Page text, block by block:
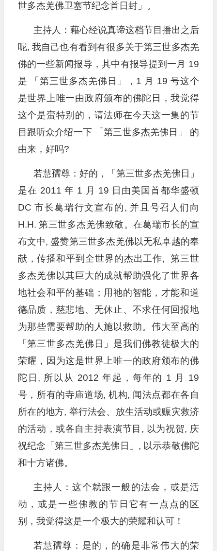
世多杰羌佛卫塞节纪念首日封」。
主持人：藉心经说真谛这档节目播出之后
呢, 我自己也有看到有很多关于第三世多杰羌
佛的一些新闻报导，其中有报导提到一月 19
是 「第三世多杰羌佛日」，1 月 19 号这个
是世界上唯一由政府颁布的佛陀日，我觉得
这个是蛮特别的，请法师在今天这一集的节
目跟听众介绍一下 「第三世多杰羌佛日」 的
由来，好吗?
若慧孺尊：好的，「第三世多杰羌佛日」
是在 2011 年 1 月 19 日由美国首都华盛顿
DC 市长葛瑞行文宣布的, 并且号召人们向
H.H. 第三世多杰羌佛致敬。在葛瑞市长的宣
布文中, 盛赞第三世多杰羌佛以无私卓越的奉
献，传播和平到全世界的杰出工作, 第三世
多杰羌佛以其巨大的成就帮助强化了世界各
地社会和平的基础；用祂的智能，才能和道
德品质，慈悲地、无休止、不求任何回报地
为那些需要帮助的人施以救助。伟大至高的
「第三世多杰羌佛日」是我们佛教徒极大的
荣耀，因为这是世界上唯一的政府颁布的佛
陀日, 所以从 2012 年起，每年的 1 月 19
号，所有的寺庙道场, 机构, 闻法点都在各自
所在的地方, 举行法会、放生活动或赈灾救济
的活动，或各自主持表演节目, 以为祝贺, 庆
祝纪念「第三世多杰羌佛日」, 以示恭敬佛陀
和十方诸佛。
主持人：这个就跟一般的法会，或是活
动，或是一些佛教的节日它有一点点的区
别，我觉得这是一个极大的荣耀和认可！
若慧孺尊：是的，的确是非常伟大的荣